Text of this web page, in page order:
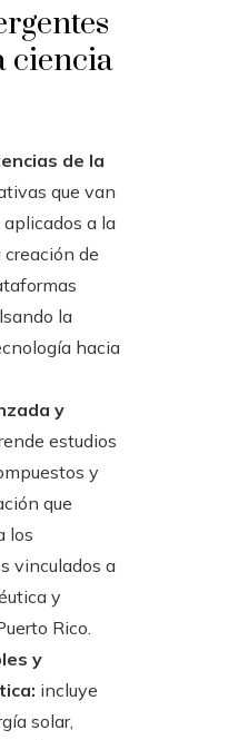
ciencia
de la
que van
a la
de
la
hacia
y
estudios
y
que
los
vinculados a
y
Rico.
y
incluye
solar,